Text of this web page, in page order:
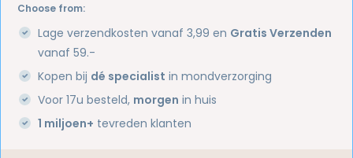
Choose from:
Lage verzendkosten vanaf 3,99 en Gratis Verzenden
vanaf 59.-
Kopen bij dé specialist in mondverzorging
Voor 17u besteld, morgen in huis
1 miljoen+ tevreden klanten